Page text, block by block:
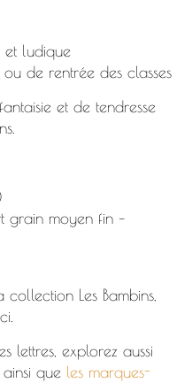
et ludique
de rentrée des classes
et de tendresse
grain moyen fin –
collection Les Bambins,
lettres, explorez aussi
ainsi que les marques-